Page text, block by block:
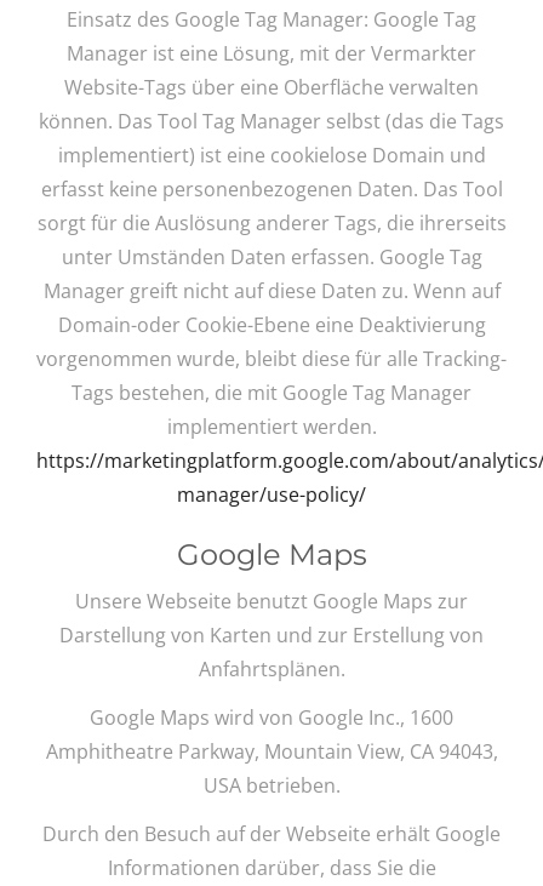
Einsatz des Google Tag Manager: Google Tag
Manager ist eine Lösung, mit der Vermarkter
Website-Tags über eine Oberfläche verwalten
können. Das Tool Tag Manager selbst (das die Tags
implementiert) ist eine cookielose Domain und
erfasst keine personenbezogenen Daten. Das Tool
sorgt für die Auslösung anderer Tags, die ihrerseits
unter Umständen Daten erfassen. Google Tag
Manager greift nicht auf diese Daten zu. Wenn auf
Domain-oder Cookie-Ebene eine Deaktivierung
vorgenommen wurde, bleibt diese für alle Tracking-
Tags bestehen, die mit Google Tag Manager
implementiert werden.
https://marketingplatform.google.com/about/
manager/use-policy/
Google Maps
Unsere Webseite benutzt Google Maps zur
Darstellung von Karten und zur Erstellung von
Anfahrtsplänen.
Google Maps wird von Google Inc., 1600
Amphitheatre Parkway, Mountain View, CA 94043,
USA betrieben.
Durch den Besuch auf der Webseite erhält Google
Informationen darüber, dass Sie die